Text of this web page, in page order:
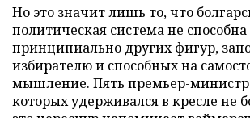
Но это значит лишь то, что
политическая система не
принципиально других фигур,
избирателю и способных на
мышление. Пять премьер-
которых удерживался в кресле не